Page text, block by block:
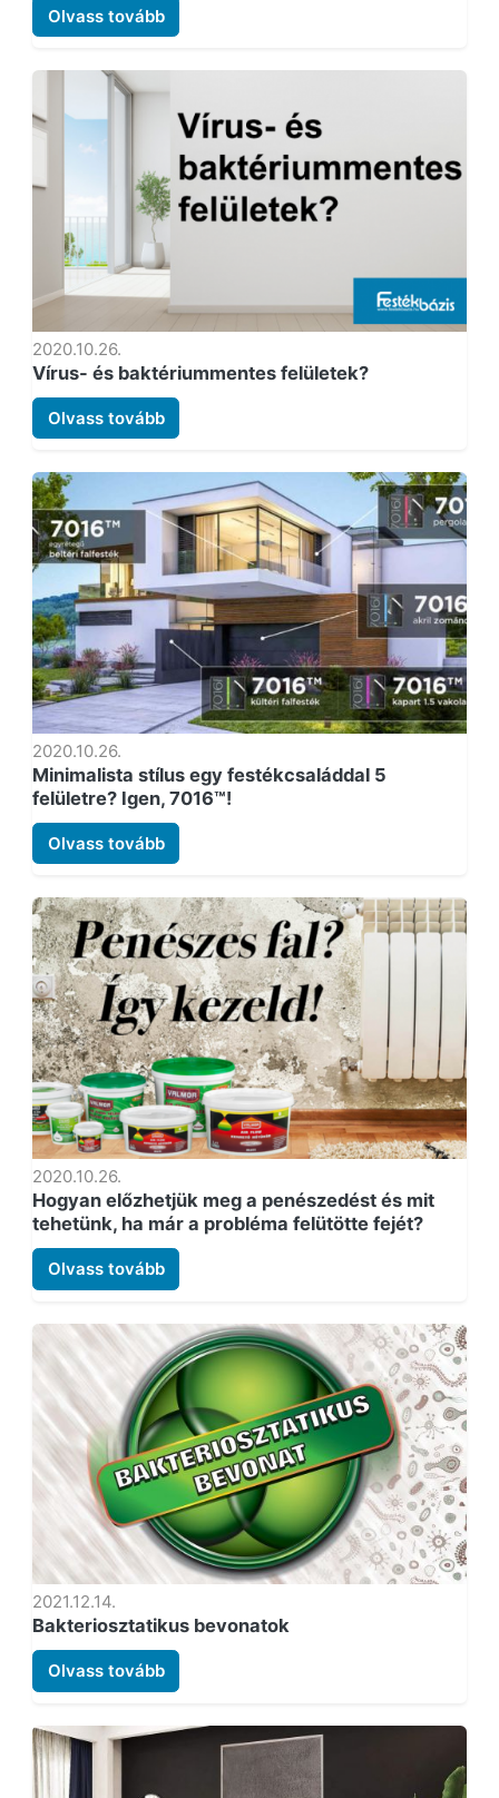
Olvass tovább
2020.10.26.
Vírus- és baktériummentes felületek?
Olvass tovább
2020.10.26.
Minimalista stílus egy festékcsaláddal 5
felületre? Igen, 7016™!
Olvass tovább
2020.10.26.
Hogyan előzhetjük meg a penészedést és mit
tehetünk, ha már a probléma felütötte fejét?
Olvass tovább
2021.12.14.
Bakteriosztatikus bevonatok
Olvass tovább